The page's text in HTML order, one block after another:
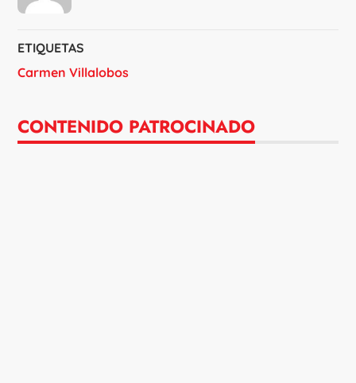
ETIQUETAS
Carmen Villalobos
CONTENIDO PATROCINADO